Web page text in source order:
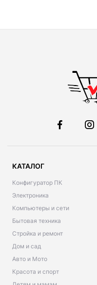
КАТАЛОГ
Конфигуратор ПК
Электроника
Компьютеры и сети
Бытовая техника
Стройка и ремонт
Дом и сад
Авто и Мото
Красота и спорт